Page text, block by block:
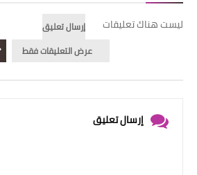
ليست هناك تعليقات
إرسال تعليق
عرض التعليقات فقط
إرسال تعليق